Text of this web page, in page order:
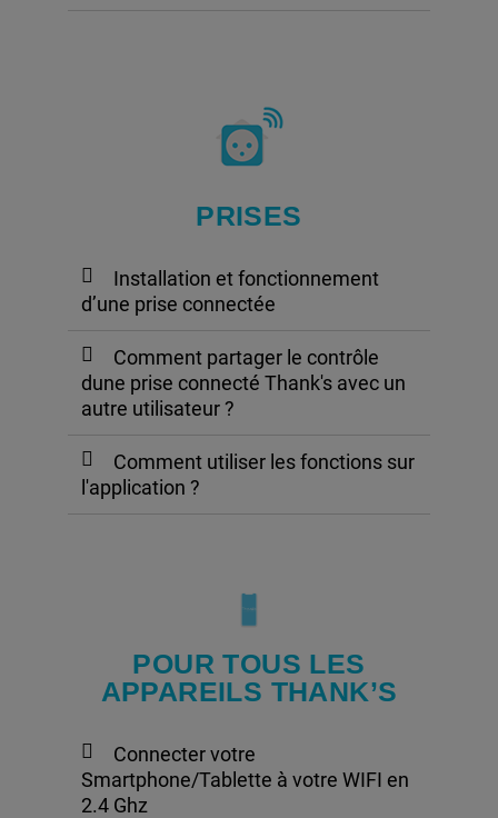
PRISES
Installation et fonctionnement
d’une prise connectée
Comment partager le contrôle
dune prise connecté Thank's avec un
autre utilisateur ?
Comment utiliser les fonctions sur
l'application ?
POUR TOUS LES
APPAREILS THANK’S
Connecter votre
Smartphone/Tablette à votre WIFI en
2.4 Ghz